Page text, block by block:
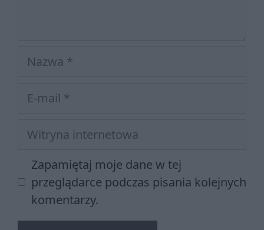
Nazwa
Witryna
internetowa
Zapamiętaj moje dane w tej
przeglądarce podczas pisania kolejnych
komentarzy.